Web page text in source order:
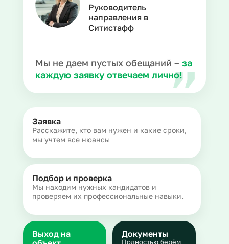
Руководитель
направления в
Ситистафф
Мы не даем пустых обещаний – за
каждую заявку отвечаем лично!
Заявка
Расскажите, кто вам нужен и какие сроки,
мы учтем все нюансы
Подбор и проверка
Мы находим нужных кандидатов и
проверяем их профессиональные навыки.
Документы
Полностью берём
Выход на